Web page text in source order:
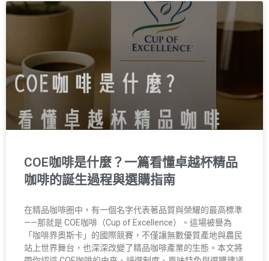
COE咖啡是什麼？一篇看懂卓越杯精品
咖啡的誕生過程與選購指南
在精品咖啡圈中，有一個名字代表著品質與榮耀的最高標準
——那就是 COE咖啡（Cup of Excellence）。這場被譽為
「咖啡界奧斯卡」的國際競賽，不僅讓無數優質產地與農民
站上世界舞台，也深深改變了精品咖啡產業的生態。本文將